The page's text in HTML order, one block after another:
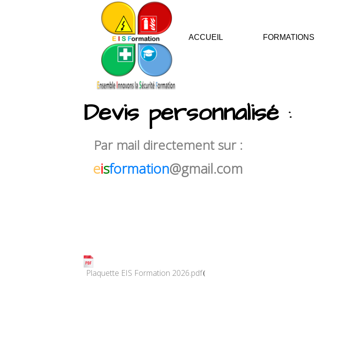
ACCUEIL FORMATIONS
Devis personnalisé :
Par mail directement sur :
eisformation@gmail.com
Plaquette EIS Formation 2026.pdf(673.25 KB)